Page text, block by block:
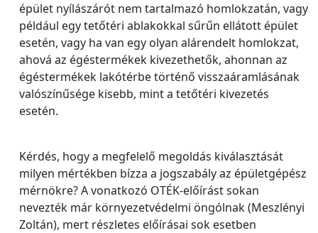
épület nyílászárót nem tartalmazó homlokzatán, vagy
például egy tetőtéri ablakokkal sűrűn ellátott épület
esetén, vagy ha van egy olyan alárendelt homlokzat,
ahová az égéstermékek kivezethetők, ahonnan az
égéstermékek lakótérbe történő visszaáramlásának
valószínűsége kisebb, mint a tetőtéri kivezetés
esetén.
Kérdés, hogy a megfelelő megoldás kiválasztását
milyen mértékben bízza a jogszabály az épületgépész
mérnökre? A vonatkozó OTÉK-előírást sokan
nevezték már környezetvédelmi öngólnak (Meszlényi
Zoltán), mert részletes előírásai sok esetben